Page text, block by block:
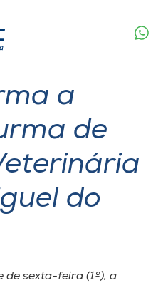
a
de
do
de sexta-feira (1º), a